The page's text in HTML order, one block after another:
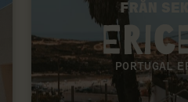
FRÅN
PORTUGAL